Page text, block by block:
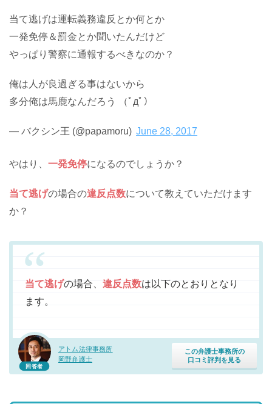
当て逃げは運転義務違反とか何とか
一発免停＆罰金とか聞いたんだけど
やっぱり警察に通報するべきなのか？
俺は人が良過ぎる事はないから
多分俺は馬鹿なんだろう （ﾟдﾟ）
— バクシン王 (@papamoru) June 28, 2017
やはり、 一発免停になるのでしょうか？
当て逃げの場合の違反点数について教えていただけます
か？
回答者
アトム法律事務所
岡野弁護士
この弁護士事務所の
口コミ評判を見る
当て逃げの場合、 違反点数は以下のとおりとなり
ます。